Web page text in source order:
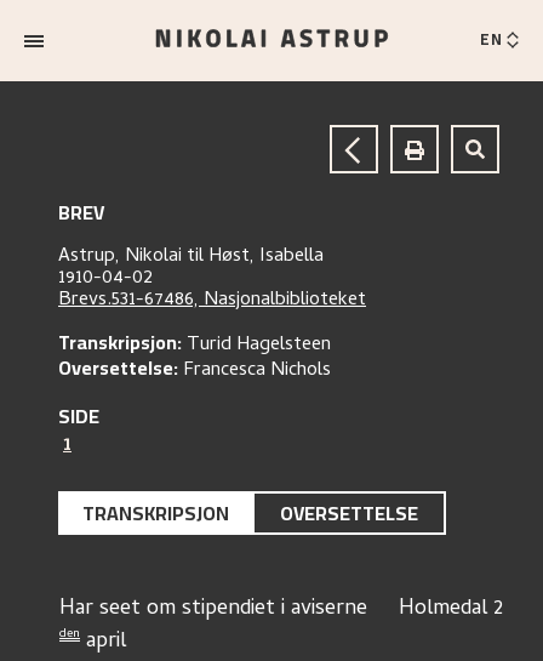
EN
BREV
Astrup, Nikolai tilHøst, Isabella
1910-04-02
Brevs.531-67486, Nasjonalbiblioteket
Transkripsjon:Turid Hagelsteen
Oversettelse:Francesca Nichols
SIDE
1
TRANSKRIPSJON OVERSETTELSE
Har seet om stipendiet i aviserne 	Holmedal 2
den april